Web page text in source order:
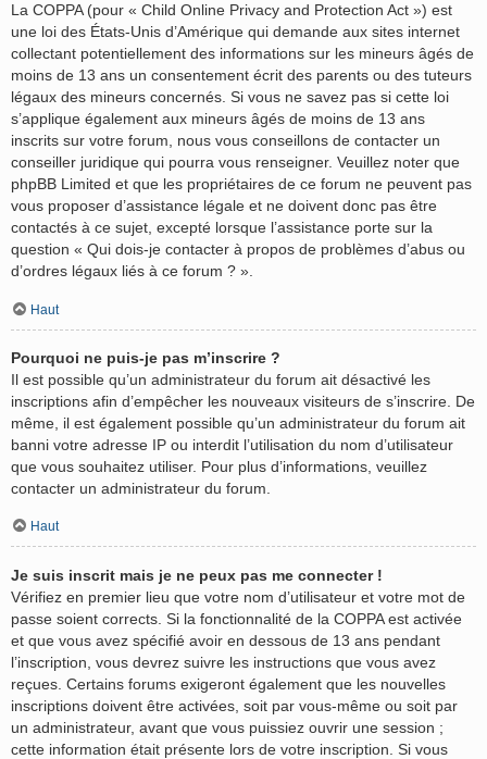
La COPPA (pour « Child Online Privacy and Protection Act ») est
une loi des États-Unis d’Amérique qui demande aux sites internet
collectant potentiellement des informations sur les mineurs âgés de
moins de 13 ans un consentement écrit des parents ou des tuteurs
légaux des mineurs concernés. Si vous ne savez pas si cette loi
s’applique également aux mineurs âgés de moins de 13 ans
inscrits sur votre forum, nous vous conseillons de contacter un
conseiller juridique qui pourra vous renseigner. Veuillez noter que
phpBB Limited et que les propriétaires de ce forum ne peuvent pas
vous proposer d’assistance légale et ne doivent donc pas être
contactés à ce sujet, excepté lorsque l’assistance porte sur la
question « Qui dois-je contacter à propos de problèmes d’abus ou
d’ordres légaux liés à ce forum ? ».
Haut
Pourquoi ne puis-je pas m’inscrire ?
Il est possible qu’un administrateur du forum ait désactivé les
inscriptions afin d’empêcher les nouveaux visiteurs de s’inscrire. De
même, il est également possible qu’un administrateur du forum ait
banni votre adresse IP ou interdit l’utilisation du nom d’utilisateur
que vous souhaitez utiliser. Pour plus d’informations, veuillez
contacter un administrateur du forum.
Haut
Je suis inscrit mais je ne peux pas me connecter !
Vérifiez en premier lieu que votre nom d’utilisateur et votre mot de
passe soient corrects. Si la fonctionnalité de la COPPA est activée
et que vous avez spécifié avoir en dessous de 13 ans pendant
l’inscription, vous devrez suivre les instructions que vous avez
reçues. Certains forums exigeront également que les nouvelles
inscriptions doivent être activées, soit par vous-même ou soit par
un administrateur, avant que vous puissiez ouvrir une session ;
cette information était présente lors de votre inscription. Si vous